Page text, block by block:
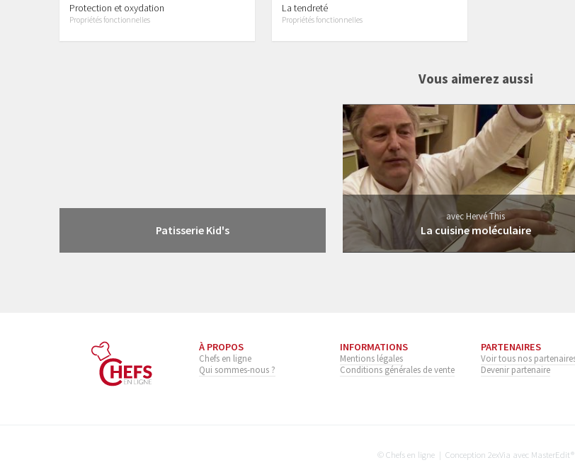
Protection et oxydation
Propriétés fonctionnelles
La tendreté
Propriétés fonctionnelles
Vous aimerez aussi
Patisserie Kid's
avec Hervé This
La cuisine moléculaire
65 vidéos
À PROPOS
Chefs en ligne
Qui sommes-nous ?
INFORMATIONS
Mentions légales
Conditions générales de vente
PARTENAIRES
Voir tous nos
Devenir partenaire
© Chefs en ligne | Conception 2exVia avec MasterEdit®